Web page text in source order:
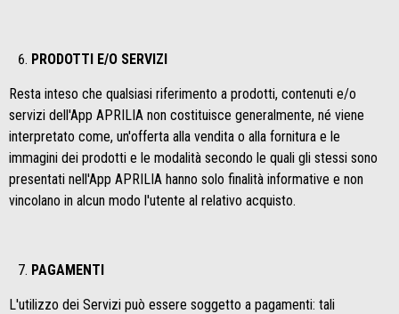
PRODOTTI E/O SERVIZI
Resta inteso che qualsiasi riferimento a prodotti, contenuti e/o
servizi dell'App APRILIA non costituisce generalmente, né viene
interpretato come, un'offerta alla vendita o alla fornitura e le
immagini dei prodotti e le modalità secondo le quali gli stessi sono
presentati nell'App APRILIA hanno solo finalità informative e non
vincolano in alcun modo l'utente al relativo acquisto.
PAGAMENTI
L'utilizzo dei Servizi può essere soggetto a pagamenti: tali